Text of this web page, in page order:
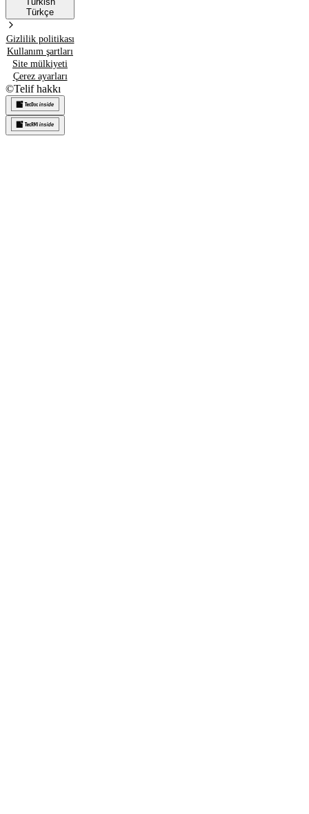
Türkçe
Gizlilik politikası
Kullanım şartları
Site mülkiyeti
Çerez ayarları
©Telif hakkı